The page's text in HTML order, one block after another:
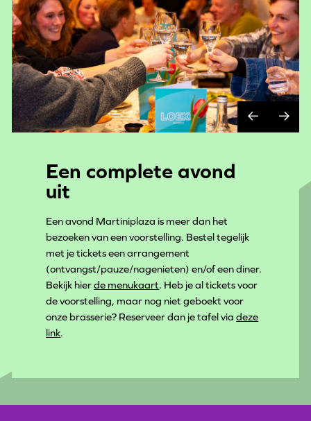
Een complete avond
uit
Een avond Martiniplaza is meer dan het
bezoeken van een voorstelling. Bestel tegelijk
met je tickets een arrangement
(ontvangst/pauze/nagenieten) en/of een diner.
Bekijk hierde menukaart. Heb je al tickets voor
de voorstelling, maar nog niet geboekt voor
onze brasserie? Reserveer dan je tafel viadeze
link.